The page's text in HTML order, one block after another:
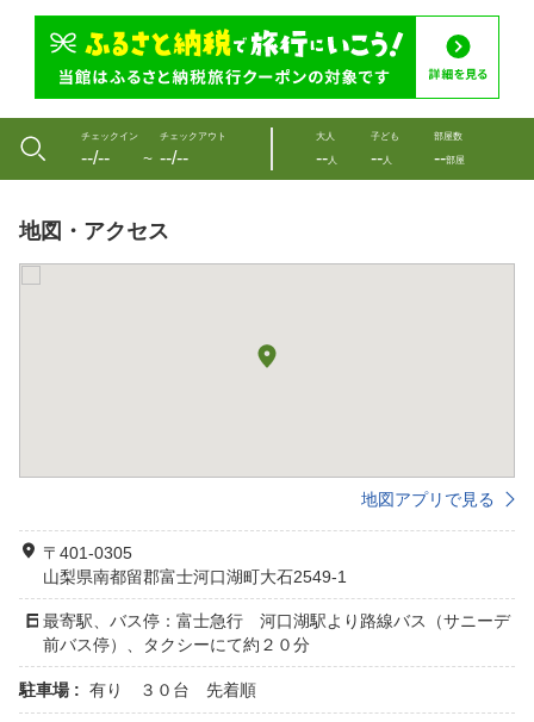
チェックイン
--/-- 〜
チェックアウト
--/--
大人
--人
子ども
--人
部屋数
--部屋
地図・アクセス
地図アプリで見る
〒401-0305
山梨県南都留郡富士河口湖町大石2549-1
最寄駅、バス停：富士急行 河口湖駅より路線バス（サニーデ
前バス停）、タクシーにて約２０分
駐車場 : 有り ３０台 先着順